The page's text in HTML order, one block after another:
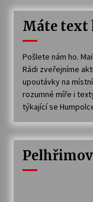
Máte text
Pošlete nám ho.
Rádi zveřejníme
upoutávky na
rozumné míře i
týkající se